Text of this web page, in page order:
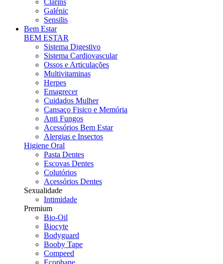
Clarins
Galénic
Sensilis
Bem Estar
BEM ESTAR
Sistema Digestivo
Sistema Cardiovascular
Ossos e Articulações
Multivitaminas
Herpes
Emagrecer
Cuidados Mulher
Cansaço Fisico e Memória
Anti Fungos
Acessórios Bem Estar
Alergias e Insectos
Higiene Oral
Pasta Dentes
Escovas Dentes
Colutórios
Acessórios Dentes
Sexualidade
Intimidade
Premium
Bio-Oil
Biocyte
Bodyguard
Booby Tape
Compeed
Ecophane